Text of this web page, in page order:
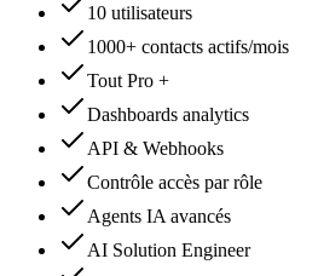
10 utilisateurs
1000+ contacts actifs/mois
Tout Pro +
Dashboards analytics
API & Webhooks
Contrôle accès par rôle
Agents IA avancés
AI Solution Engineer